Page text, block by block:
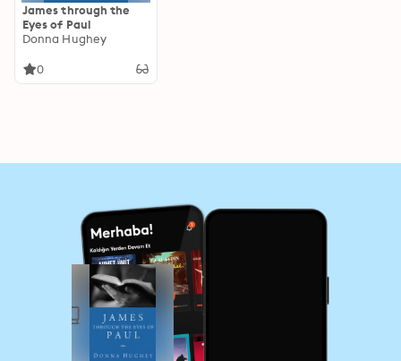
James through the
Eyes of Paul
Donna Hughey
0